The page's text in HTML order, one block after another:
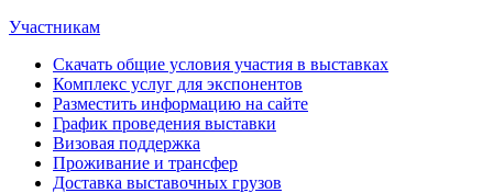
Участникам
Скачать общие условия участия в выставках
Комплекс услуг для экспонентов
Разместить информацию на сайте
График проведения выставки
Визовая поддержка
Проживание и трансфер
Доставка выставочных грузов